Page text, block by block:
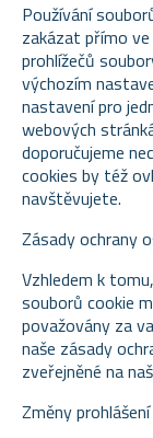
Používání
zakázat přímo
prohlížečů
výchozím
nastavení pro
webových
doporučujeme
cookies by též
navštěvujete.
Zásady ochrany
Vzhledem k
souborů cookie
považovány za
naše zásady
zveřejněné na
Změny prohlášení